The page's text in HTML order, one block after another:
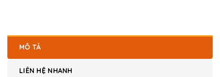
MÔ TẢ
LIÊN HỆ NHANH